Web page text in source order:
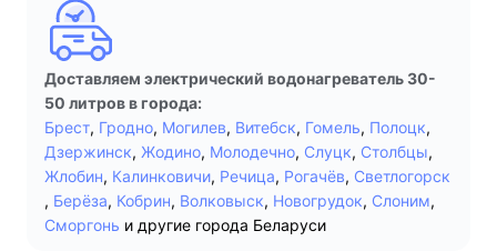
Доставляем электрический водонагреватель 30-
50 литров в города:
Брест, Гродно, Могилев, Витебск, Гомель, Полоцк,
Дзержинск, Жодино, Молодечно, Слуцк, Столбцы,
Жлобин, Калинковичи, Речица, Рогачёв, Светлогорск
, Берёза, Кобрин, Волковыск, Новогрудок, Слоним,
Сморгонь и другие города Беларуси